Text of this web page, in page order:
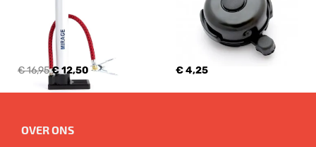
€ 16,95€ 12,50 € 4,25
OVER ONS